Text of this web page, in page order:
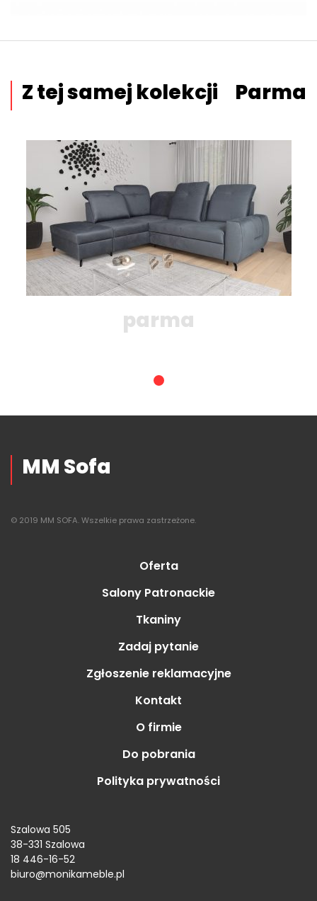
Z tej samej kolekcji Parma
parma
MM Sofa
© 2019 MM SOFA. Wszelkie prawa zastrzeżone.
Oferta
Salony Patronackie
Tkaniny
Zadaj pytanie
Zgłoszenie reklamacyjne
Kontakt
O firmie
Do pobrania
Polityka prywatności
Szalowa 505
38-331 Szalowa
18 446-16-52
biuro@monikameble.pl